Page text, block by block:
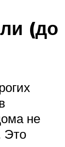
(до
не
Это